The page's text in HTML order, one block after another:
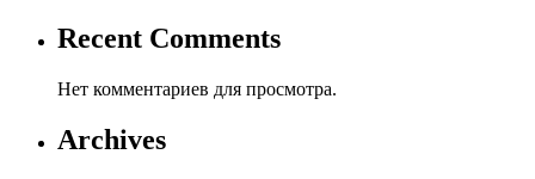
Recent Comments
Нет комментариев для просмотра.
Archives